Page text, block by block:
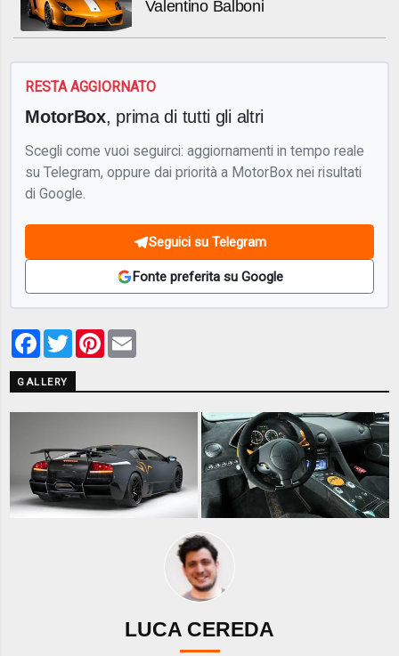
Valentino Balboni
RESTA AGGIORNATO
MotorBox, prima di tutti gli altri
Scegli come vuoi seguirci: aggiornamenti in tempo reale
su Telegram, oppure dai priorità a MotorBox nei risultati
di Google.
Seguici su Telegram
Fonte preferita su Google
Facebook
TwitterPinterest
GALLERY
LUCA CEREDA